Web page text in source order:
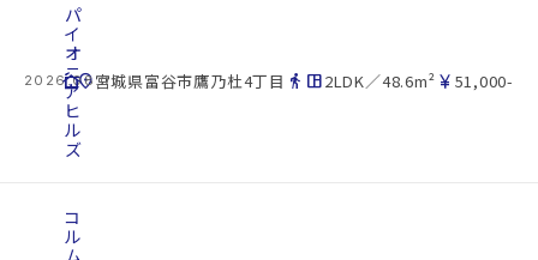
2026.08.07
cottage
パ
イ
オ
ニ
ア
ヒ
ル
ズ
location_on宮城県富谷市鷹乃杜4丁目 directions_walk space_dashboard2LDK／48.6m² currency_yen 51,000-
コ
ル
ム